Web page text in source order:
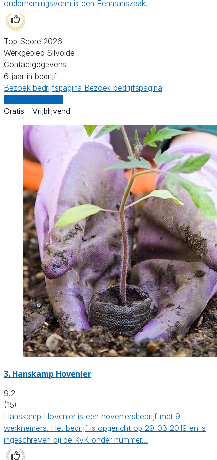
ondernemingsvorm is een Eenmanszaak.
Top Score 2026
Werkgebied Silvolde
Contactgegevens
6 jaar in bedrijf
Bezoek bedrijfspagina Bezoek bedrijfspagina
Gratis - Vrijblijvend
3. Hanskamp Hovenier
9.2
(15)
Hanskamp Hovenier is een hoveniersbedrijf met 9
werknemers. Het bedrijf is opgericht op 29-03-2019 en is
ingeschreven bij de KvK onder nummer…